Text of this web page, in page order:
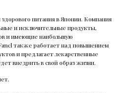
питания в Японии. Компания
и исключительные продукты,
и имеющие наибольшую
также работает над повышением
и предлагает лекарственные
внедрить в свой образ жизни.